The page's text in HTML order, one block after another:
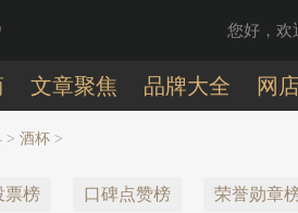
您好，欢
文章聚焦 品牌大全 网
> 酒杯 >
票榜 口碑点赞榜 荣誉勋章